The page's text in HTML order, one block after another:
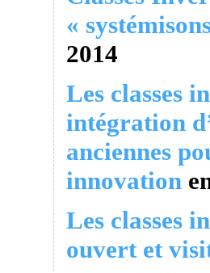
«
2014
Les classes
intégration
anciennes
innovation
Les classes
ouvert et